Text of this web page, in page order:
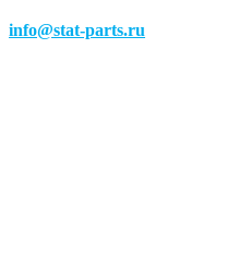
info@stat-parts.ru